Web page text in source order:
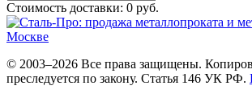
Стоимость доставки: 0 руб.
© 2003–2026 Все права защищены.
преследуется по закону. Статья 146 УК РФ.